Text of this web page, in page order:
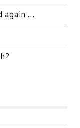
again …